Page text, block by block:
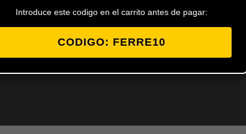
Introduce este codigo en el carrito antes de pagar:
CODIGO: FERRE10